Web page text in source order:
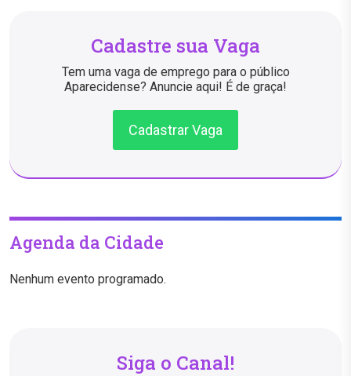
Cadastre sua Vaga
Tem uma vaga de emprego para o público
Aparecidense? Anuncie aqui! É de graça!
Cadastrar Vaga
Agenda da Cidade
Nenhum evento programado.
Siga o Canal!